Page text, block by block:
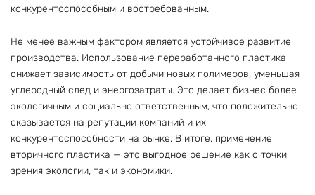
конкурентоспособным и востребованным.
Не менее важным фактором является устойчивое развитие
производства. Использование переработанного пластика
снижает зависимость от добычи новых полимеров, уменьшая
углеродный след и энергозатраты. Это делает бизнес более
экологичным и социально ответственным, что положительно
сказывается на репутации компаний и их
конкурентоспособности на рынке. В итоге, применение
вторичного пластика — это выгодное решение как с точки
зрения экологии, так и экономики.